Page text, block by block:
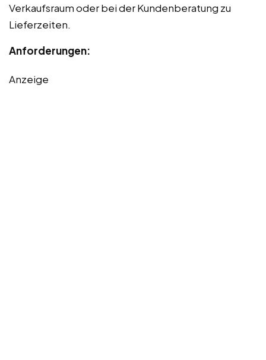
Verkaufsraum oder bei der Kundenberatung zu
Lieferzeiten.
Anforderungen:
Anzeige